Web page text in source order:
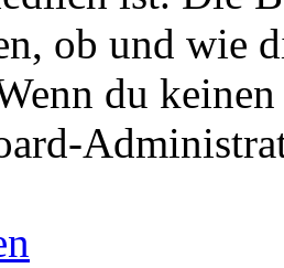
ob und wie
du